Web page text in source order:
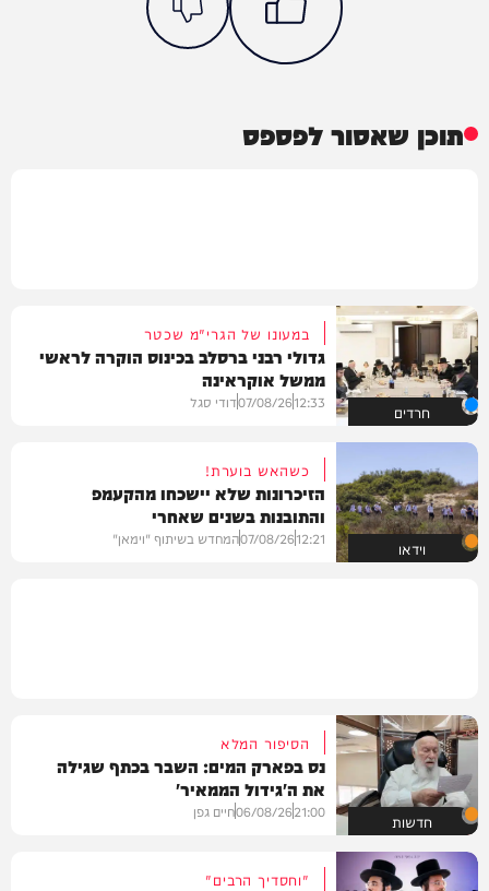
תוכן שאסור לפספס
חרדים
במעונו של הגרי"מ שכטר
גדולי רבני ברסלב בכינוס הוקרה לראשי
ממשל אוקראינה
12:33
07/08/26דודי סגל
וידאו
כשהאש בוערת!
הזיכרונות שלא יישכחו מהקעמפ
והתובנות בשנים שאחרי
12:21
07/08/26המחדש בשיתוף "וימאן"
חדשות
הסיפור המלא
נס בפארק המים: השבר בכתף שגילה
את ה'גידול הממאיר'
21:00
06/08/26חיים גפן
"וחסדיך הרבים"